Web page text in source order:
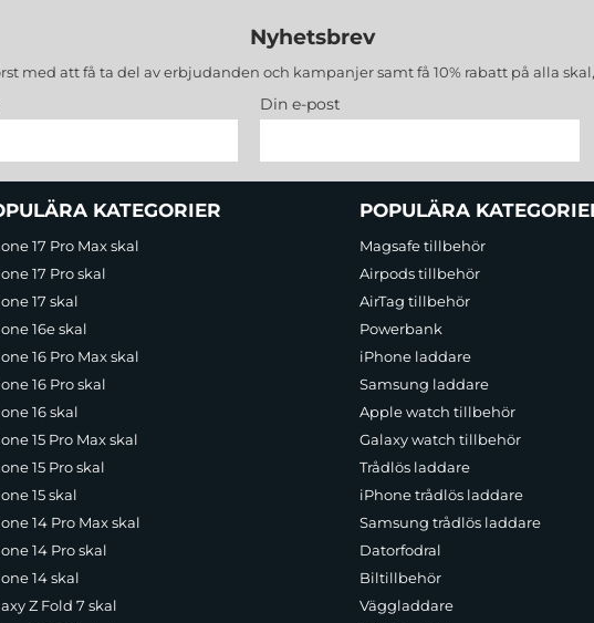
Nyhetsbrev
med att få ta del av erbjudanden och kampanjer samt få 10% rabatt på alla
Din e-post
KATEGORIER
17 Pro Max skal
17 Pro skal
17 skal
16e skal
16 Pro Max skal
16 Pro skal
16 skal
15 Pro Max skal
15 Pro skal
15 skal
14 Pro Max skal
14 Pro skal
14 skal
Z Fold 7 skal
POPULÄRA
Magsafe tillbehör
Airpods tillbehör
AirTag tillbehör
Powerbank
iPhone laddare
Samsung laddare
Apple watch tillbehör
Galaxy watch tillbehör
Trådlös laddare
iPhone trådlös laddare
Samsung trådlös laddare
Datorfodral
Biltillbehör
Väggladdare